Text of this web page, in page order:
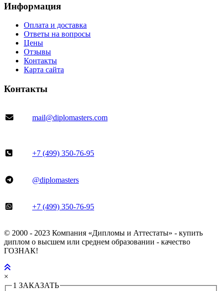
Информация
Оплата и доставка
Ответы на вопросы
Цены
Отзывы
Контакты
Карта сайта
Контакты
mail@diplomasters.com
+7 (499) 350-76-95
@diplomasters
+7 (499) 350-76-95
© 2000 - 2023 Компания «Дипломы и Аттестаты» - купить
диплом о высшем или среднем образовании - качество
ГОЗНАК!
×
1 ЗАКАЗАТЬ